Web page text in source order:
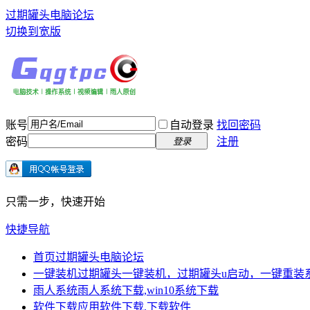
过期罐头电脑论坛
切换到宽版
账号 自动登录 找回密码
密码
登录 注册
只需一步，快速开始
快捷导航
首页过期罐头电脑论坛
一键装机过期罐头一键装机，过期罐头u启动，一键重装
雨人系统雨人系统下载,win10系统下载
软件下载应用软件下载,下载软件